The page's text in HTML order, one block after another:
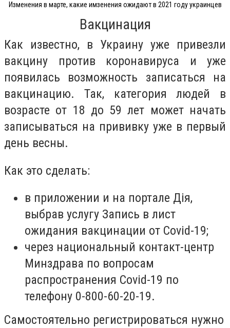
Изменения в марте, какие имзенения ожидают в 2021 году украинцев
Вакцинация
Как известно, в Украину уже привезли
вакцину против коронавируса и уже
появилась возможность записаться на
вакцинацию. Так, категория людей в
возрасте от 18 до 59 лет может начать
записываться на прививку уже в первый
день весны.
Как это сделать:
в приложении и на портале Дія,
выбрав услугу Запись в лист
ожидания вакцинации от Covid-19;
через национальный контакт-центр
Минздрава по вопросам
распространения Covid-19 по
телефону 0-800-60-20-19.
Самостоятельно регистрироваться нужно